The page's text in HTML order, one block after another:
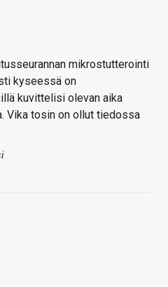
mikrostutterointi
kyseessä on
kuvittelisi olevan aika
Vika tosin on ollut tiedossa